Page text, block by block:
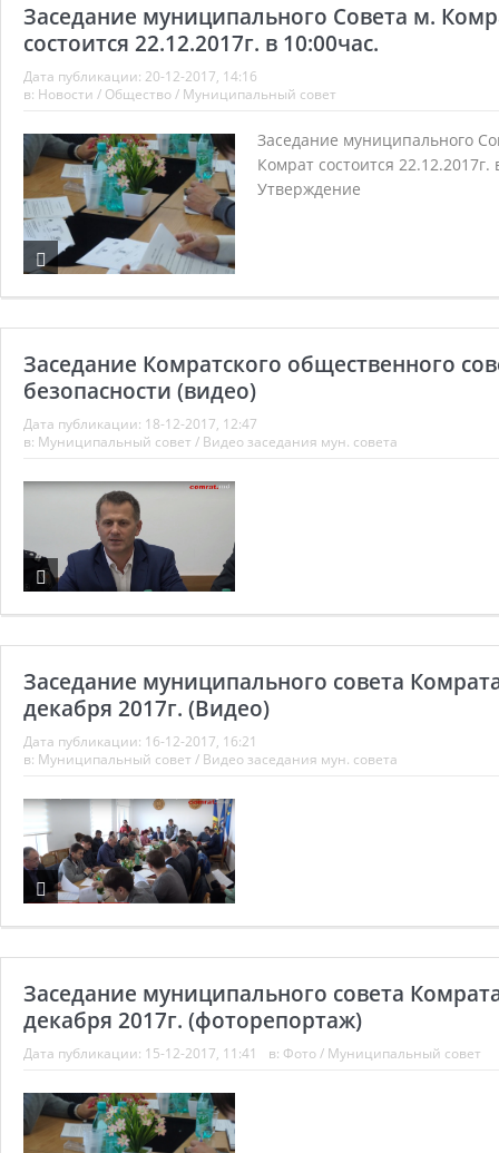
Заседание муниципального Совета м.
состоится 22.12.2017г. в 10:00час.
Дата публикации: 20-12-2017, 14:16
в: Новости / Общество/ Муниципальный совет
Заседание муниципального
Комрат состоится
Утверждение
Заседание Комратского общественного
безопасности (видео)
Дата публикации: 18-12-2017, 12:47
в: Муниципальный совет / Видео заседания мун. совета
Заседание муниципального совета
декабря 2017г. (Видео)
Дата публикации: 16-12-2017, 16:21
в: Муниципальный совет / Видео заседания мун. совета
Заседание муниципального совета
декабря 2017г. (фоторепортаж)
Дата публикации: 15-12-2017, 11:41 в: Фото/ Муниципальный совет